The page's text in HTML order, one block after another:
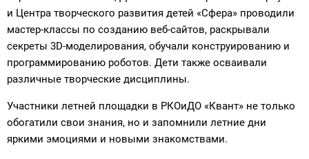
и Центра творческого развития детей «Сфера» проводили
мастер-классы по созданию веб-сайтов, раскрывали
секреты 3D-моделирования, обучали конструированию и
программированию роботов. Дети также осваивали
различные творческие дисциплины.
Участники летней площадки в РКОиДО «Квант» не только
обогатили свои знания, но и запомнили летние дни
яркими эмоциями и новыми знакомствами.